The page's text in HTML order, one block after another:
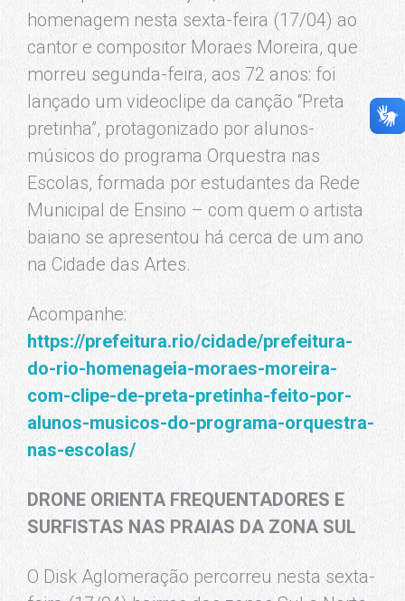
homenagem nesta sexta-feira (17/04) ao
cantor e compositor Moraes Moreira, que
morreu segunda-feira, aos 72 anos: foi
lançado um videoclipe da canção “Preta
pretinha”, protagonizado por alunos-
músicos do programa Orquestra nas
Escolas, formada por estudantes da Rede
Municipal de Ensino – com quem o artista
baiano se apresentou há cerca de um ano
na Cidade das Artes.
Acompanhe:
https://prefeitura.rio/cidade/prefeitura-
do-rio-homenageia-moraes-moreira-
com-clipe-de-preta-pretinha-feito-por-
alunos-musicos-do-programa-orquestra-
nas-escolas/
DRONE ORIENTA FREQUENTADORES E
SURFISTAS NAS PRAIAS DA ZONA SUL
O Disk Aglomeração percorreu nesta sexta-